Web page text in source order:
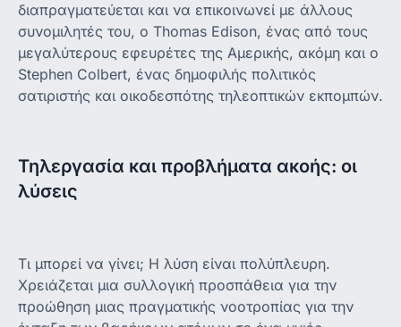
διαπραγματεύεται και να επικοινωνεί με άλλους
συνομιλητές του, ο Thomas Edison, ένας από τους
μεγαλύτερους εφευρέτες της Αμερικής, ακόμη και ο
Stephen Colbert, ένας δημοφιλής πολιτικός
σατιριστής και οικοδεσπότης τηλεοπτικών εκπομπών.
Τηλεργασία και προβλήματα ακοής: οι
λύσεις
Τι μπορεί να γίνει; Η λύση είναι πολύπλευρη.
Χρειάζεται μια συλλογική προσπάθεια για την
προώθηση μιας πραγματικής νοοτροπίας για την